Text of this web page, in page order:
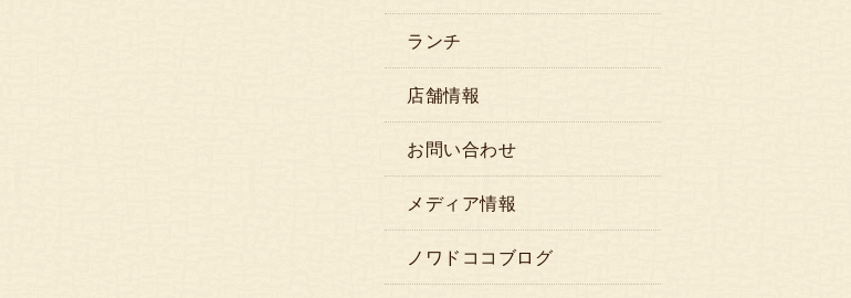
ランチ
店舗情報
お問い合わせ
メディア情報
ノワドココブログ